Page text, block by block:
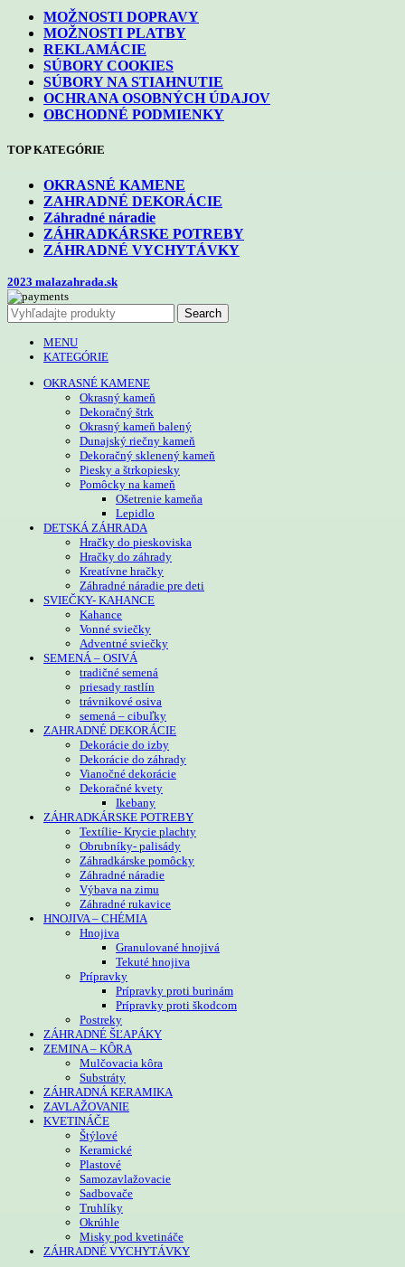
MOŽNOSTI DOPRAVY
MOŽNOSTI PLATBY
REKLAMÁCIE
SÚBORY COOKIES
SÚBORY NA STIAHNUTIE
OCHRANA OSOBNÝCH ÚDAJOV
OBCHODNÉ PODMIENKY
TOP KATEGÓRIE
OKRASNÉ KAMENE
ZAHRADNÉ DEKORÁCIE
Záhradné náradie
ZÁHRADKÁRSKE POTREBY
ZÁHRADNÉ VYCHYTÁVKY
2023 malazahrada.sk
Search
MENU
KATEGÓRIE
OKRASNÉ KAMENE
Okrasný kameň
Dekoračný štrk
Okrasný kameň balený
Dunajský riečny kameň
Dekoračný sklenený kameň
Piesky a štrkopiesky
Pomôcky na kameň
Ošetrenie kameňa
Lepidlo
DETSKÁ ZÁHRADA
Hračky do pieskoviska
Hračky do záhrady
Kreatívne hračky
Záhradné náradie pre deti
SVIEČKY- KAHANCE
Kahance
Vonné sviečky
Adventné sviečky
SEMENÁ – OSIVÁ
tradičné semená
priesady rastlín
trávnikové osiva
semená – cibuľky
ZAHRADNÉ DEKORÁCIE
Dekorácie do izby
Dekorácie do záhrady
Vianočné dekorácie
Dekoračné kvety
Ikebany
ZÁHRADKÁRSKE POTREBY
Textílie- Krycie plachty
Obrubníky- palisády
Záhradkárske pomôcky
Záhradné náradie
Výbava na zimu
Záhradné rukavice
HNOJIVA – CHÉMIA
Hnojiva
Granulované hnojivá
Tekuté hnojiva
Prípravky
Prípravky proti burinám
Prípravky proti škodcom
Postreky
ZÁHRADNÉ ŠĽAPÁKY
ZEMINA – KÔRA
Mulčovacia kôra
Substráty
ZÁHRADNÁ KERAMIKA
ZAVLAŽOVANIE
KVETINÁČE
Štýlové
Keramické
Plastové
Samozavlažovacie
Sadbovače
Truhlíky
Okrúhle
Misky pod kvetináče
ZÁHRADNÉ VYCHYTÁVKY